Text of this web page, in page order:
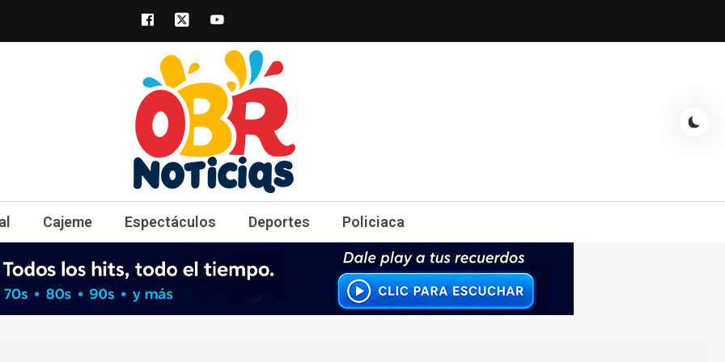
obrnoticias.com
obr noticias noticias, entretenimiento y espectáculos, entrevistas con famosos, showbizz, podcast, chismes y
Cajeme Espectáculos Deportes Policiaca